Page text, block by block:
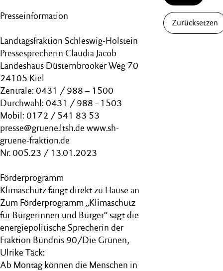
Presseinformation
Landtagsfraktion Schleswig-Holstein
Pressesprecherin Claudia Jacob
Landeshaus Düsternbrooker Weg 70
24105 Kiel
Zentrale: 0431 / 988 – 1500
Durchwahl: 0431 / 988 - 1503
Mobil: 0172 / 541 83 53
presse@gruene.ltsh.de www.sh-
gruene-fraktion.de
Nr. 005.23 / 13.01.2023
Förderprogramm
Klimaschutz fängt direkt zu Hause an
Zum Förderprogramm „Klimaschutz
für Bürgerinnen und Bürger“ sagt die
energiepolitische Sprecherin der
Fraktion Bündnis 90/Die Grünen,
Ulrike Täck:
Ab Montag können die Menschen in
Zurücksetzen